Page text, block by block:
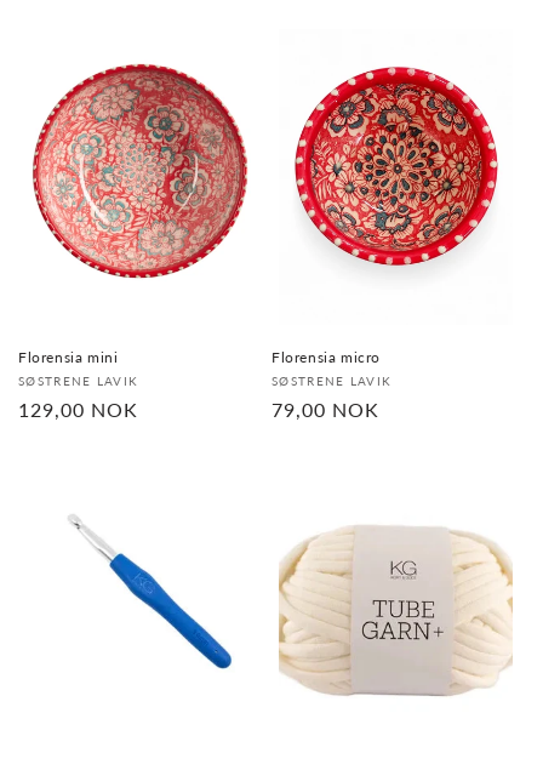
Florensia mini
Selger:
SØSTRENE LAVIK
Vanlig
129,00 NOK
Florensia micro
Selger:
SØSTRENE LAVIK
Vanlig
79,00 NOK